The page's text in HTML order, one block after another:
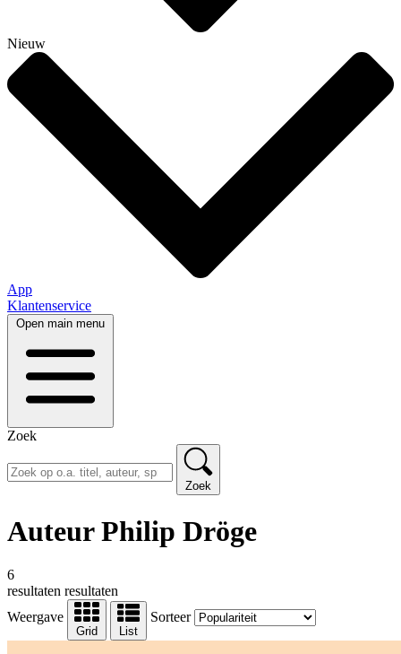
Nieuw
App
Klantenservice
Open main menu
Zoek
Zoek
Auteur Philip Dröge
6
resultaten resultaten
Weergave
Grid List
Sorteer